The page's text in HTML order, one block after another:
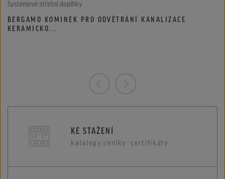
Systémové střešní doplňky
BERGAMO KOMINEK PRO ODVĚTRÁNÍ KANALIZACE
KERAMICKO...
KE STAŽENÍ
katalogy,ceníky, certifikáty